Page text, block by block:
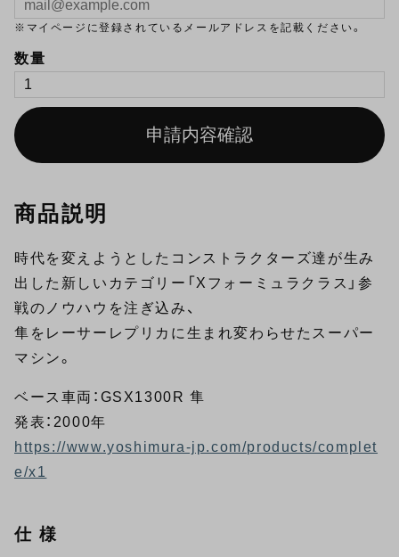
※マイページに登録されているメールアドレスを記載ください。
数量
申請内容確認
商品説明
時代を変えようとしたコンストラクターズ達が生み
出した新しいカテゴリー「Xフォーミュラクラス」参
戦のノウハウを注ぎ込み、
隼をレーサーレプリカに生まれ変わらせたスーパー
マシン。
ベース車両：GSX1300R 隼
発表：2000年
https://www.yoshimura-jp.com/products/complet
e/x1
仕 様